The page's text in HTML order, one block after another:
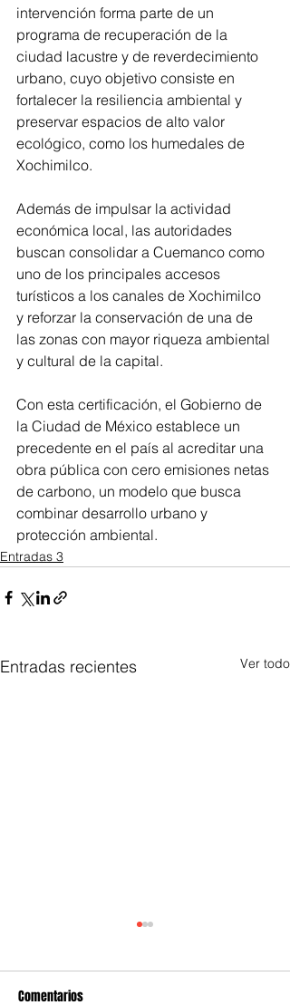
intervención forma parte de un
programa de recuperación de la
ciudad lacustre y de reverdecimiento
urbano, cuyo objetivo consiste en
fortalecer la resiliencia ambiental y
preservar espacios de alto valor
ecológico, como los humedales de
Xochimilco.
Además de impulsar la actividad
económica local, las autoridades
buscan consolidar a Cuemanco como
uno de los principales accesos
turísticos a los canales de Xochimilco
y reforzar la conservación de una de
las zonas con mayor riqueza ambiental
y cultural de la capital.
Con esta certificación, el Gobierno de
la Ciudad de México establece un
precedente en el país al acreditar una
obra pública con cero emisiones netas
de carbono, un modelo que busca
combinar desarrollo urbano y
protección ambiental.
Entradas 3
Entradas recientes Ver todo
Comentarios